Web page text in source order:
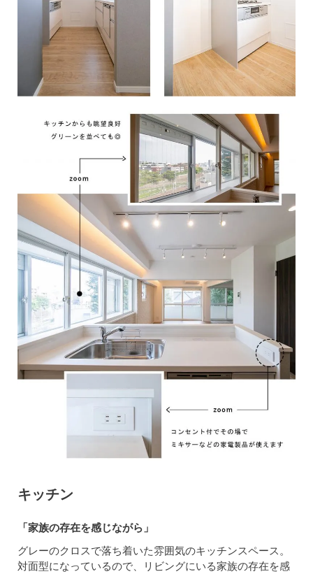
キッチン
「家族の存在を感じながら」
グレーのクロスで落ち着いた雰囲気のキッチンスペース。
対面型になっているので、リビングにいる家族の存在を感